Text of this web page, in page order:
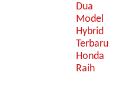
Dua
Model
Hybrid
Terbaru
Honda
Raih